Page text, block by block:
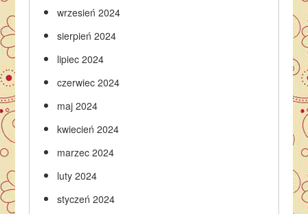
wrzesień 2024
sierpień 2024
lipiec 2024
czerwiec 2024
maj 2024
kwiecień 2024
marzec 2024
luty 2024
styczeń 2024